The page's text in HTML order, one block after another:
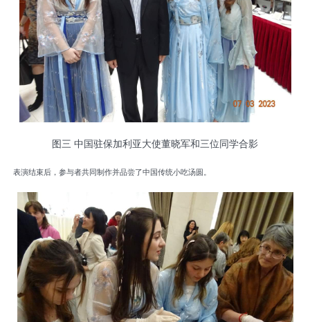
图三 中国驻保加利亚大使董晓军和三位同学合影
表演结束后，参与者共同制作并品尝了中国传统小吃汤圆。